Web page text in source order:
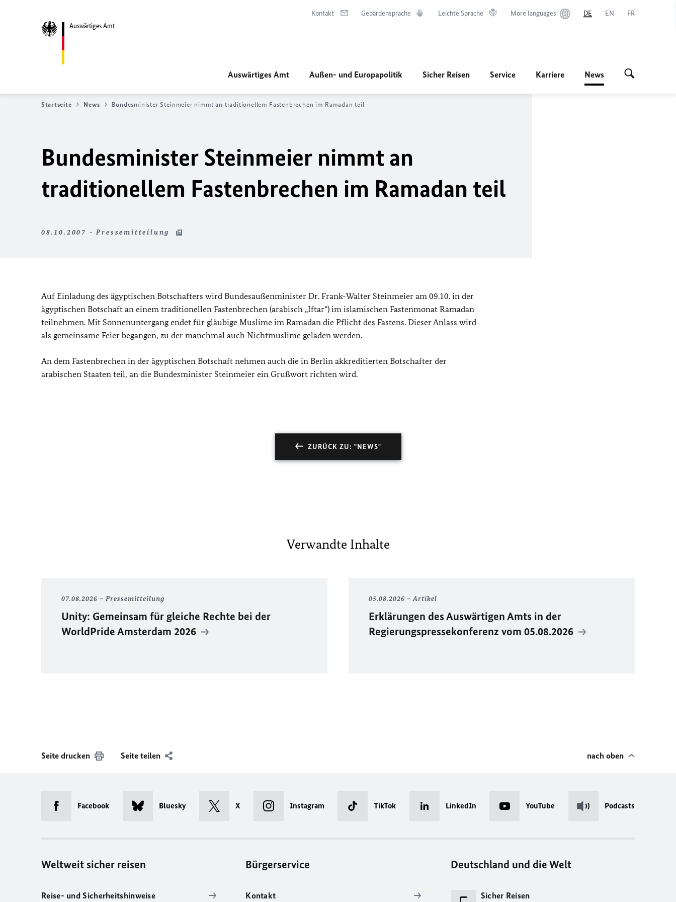
Auswärtiges Amt
Kontakt Gebärdensprache Leichte Sprache More languages DE EN FR
Auswärtiges Amt Außen- und Europapolitik Sicher Reisen Service Karriere News
Startseite News Bundesminister Steinmeier nimmt an traditionellem Fastenbrechen im Ramadan teil
Bundesminister Steinmeier nimmt an
traditionellem Fastenbrechen im Ramadan teil
08.10.2007 - Pressemitteilung
Auf Einladung des ägyptischen Botschafters wird Bundesaußenminister Dr. Frank-Walter Steinmeier am 09.10. in der
ägyptischen Botschaft an einem traditionellen Fastenbrechen (arabisch „Iftar“) im islamischen Fastenmonat Ramadan
teilnehmen. Mit Sonnenuntergang endet für gläubige Muslime im Ramadan die Pflicht des Fastens. Dieser Anlass wird
als gemeinsame Feier begangen, zu der manchmal auch Nichtmuslime geladen werden.
An dem Fastenbrechen in der ägyptischen Botschaft nehmen auch die in Berlin akkreditierten Botschafter der
arabischen Staaten teil, an die Bundesminister Steinmeier ein Grußwort richten wird.
ZURÜCK ZU: "NEWS"
Verwandte Inhalte
07.08.2026 Pressemitteilung
Unity: Gemeinsam für gleiche Rechte bei der
WorldPrideAmsterdam 2026
05.08.2026 Artikel
Erklärungen des Auswärtigen Amts in der
Regierungspressekonferenz vom 05.08.2026
Seite drucken Seite teilen nach oben
Facebook Bluesky X Instagram TikTok LinkedIn YouTube Podcasts
Weltweit sicher reisen
Reise- und Sicherheitshinweise
Bürgerservice
Kontakt
Deutschland und die Welt
Sicher Reisen